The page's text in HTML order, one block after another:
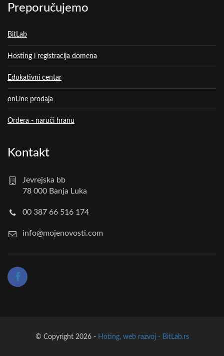
Preporučujemo
BitLab
Hosting i registracija domena
Edukativni centar
onLine prodaja
Ordera - naruči hranu
Kontakt
Jevrejska bb
78 000 Banja Luka
00 387 66 516 174
info@mojenovosti.com
© Copyright 2026 - Hoting, web razvoj - BitLab.rs